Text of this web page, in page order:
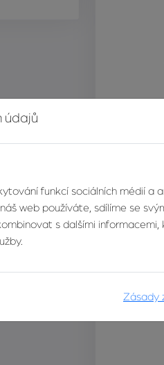
údajů
funkcí sociálních médií a
web používáte, sdílíme se
s dalšími
Zásady